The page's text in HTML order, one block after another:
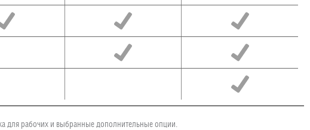
для рабочих и выбранные дополнительные опции.